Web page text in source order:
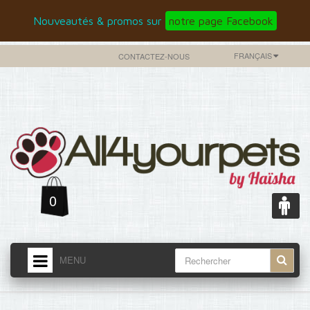
Nouveautés & promos sur notre page Facebook
FRANÇAIS
CONTACTEZ-NOUS
0
MENU
ACCUEIL